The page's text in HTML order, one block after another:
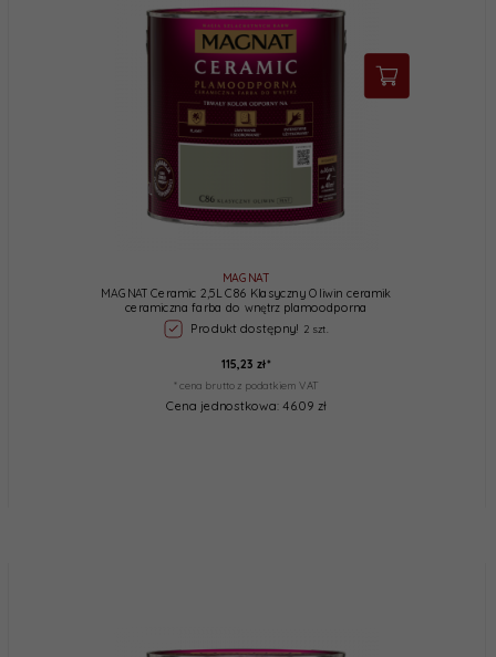
MAGNAT
MAGNAT Ceramic 2,5L C86 Klasyczny Oliwin ceramik
ceramiczna farba do wnętrz plamoodporna
Produkt dostępny! 2 szt.
115,23 zł*
* cena brutto z podatkiem VAT
Cena jednostkowa: 46.09 zł